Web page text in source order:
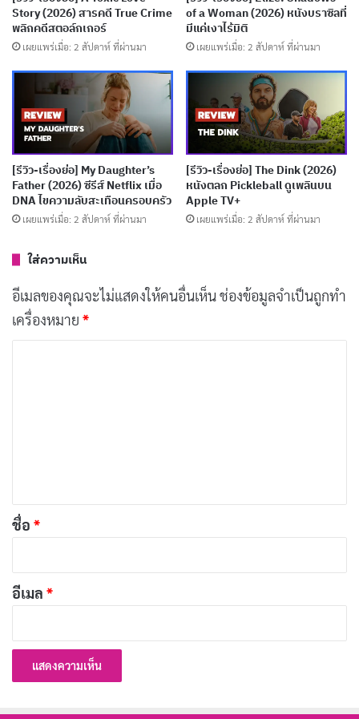
รายการทีวีที่ถ่ายทอดสด 24 ชั่วโมง ตั้งแต่เขาลืมตาดูโลก
ทรูแมนไม่เคยรู้ว่าคนรอบตัวล้วนเป็นนักแสดง และเมืองทั้ง
เช่น ไฟสปอตไลต์ตกลงมาจากฟ้า หรือวิทยุรายงานตำแหน่ง
ของเขาแบบแปลกๆ มันจุดประกายให้ทรูแมนเริ่มสงสัยและ
พยายามหนีออกไปหาความจริง
สิ่งที่ทำให้เรื่องราวน่าติดตามคือการผสมผสานระหว่าง
ความตลกและดราม่าที่ลึกซึ้ง ทรูแมนพยายามไป Fiji เพื่อ
ตามหาคนรักเก่า แต่ทุกทางถูกขัดขวาง ไม่ว่าจะรถเสียหรือ
อุบัติเหตุปลอมๆ หนังถามคำถามหนักๆ ว่า ถ้าชีวิตคุณถูก
เราอาจถูกสื่อหรือสังคมกำหนดกรอบโดยไม่รู้ตัว
ทริลเลอร์สเปน เมื่อทฤษฎีสมคบคิดกลืนกิน
[รีวิว-เรื่องย่อ] 72 Hours (2026) หนัง Netflix ที่มีเค
วิน ฮาร์ต แต่ไม่มีมุก
Story (2026) สารคดี True Crime
พลิกคดีสตอล์กเกอร์
เผยแพร่เมื่อ: 2 สัปดาห์ ที่ผ่านมา
of a Woman (2026) หนังบราซิลที่
มีแค่เงาไร้มิติ
เผยแพร่เมื่อ: 2 สัปดาห์ ที่ผ่านมา
[รีวิว-เรื่องย่อ] My Daughter’s
Father (2026) ซีรีส์ Netflix เมื่อ
DNA ไขความลับสะเทือนครอบครัว
เผยแพร่เมื่อ: 2 สัปดาห์ ที่ผ่านมา
[รีวิว-เรื่องย่อ] The Dink (2026)
หนังตลก Pickleball ดูเพลินบน
Apple TV+
เผยแพร่เมื่อ: 2 สัปดาห์ ที่ผ่านมา
ใส่ความเห็น
อีเมลของคุณจะไม่แสดงให้คนอื่นเห็นช่องข้อมูลจำเป็นถูกทำ
เครื่องหมาย *
*
ชื่อ *
อีเมล *